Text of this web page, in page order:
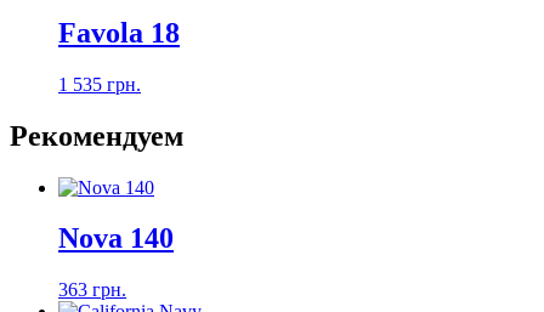
Favola 18
1 535 грн.
Рекомендуем
Nova 140
363 грн.